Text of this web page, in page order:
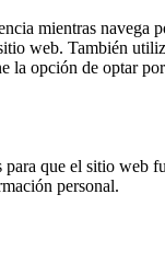
mientras navega
web. También
la opción de optar
para que el sitio
personal.